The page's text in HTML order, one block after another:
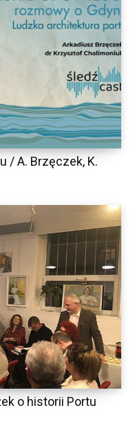
/ A. Brzęczek, K.
o historii Portu